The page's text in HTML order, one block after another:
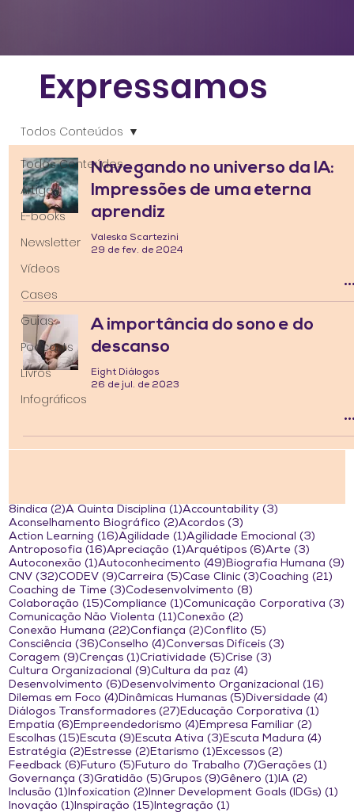
Todos Conteúdos
Artigos
E-books
Newsletter
Vídeos
Cases
Guias
Podcasts
Livros
Infográficos
Todos Conteúdos
Navegando no universo da IA:
Impressões de uma eterna
aprendiz
Valeska Scartezini
29 de fev. de 2024
A importância do sono e do
descanso
Eight Diálogos
26 de jul. de 2023
8indica (2)2 posts
A Quinta Disciplina (1)1 post
Accountability (3)
Aconselhamento Biográfico (2)2 posts
Acordos (3)
Action Learning (16)16 posts
Agilidade (1)1 post
Agilidade Emocional (3)
Antroposofia (16)16 posts
Apreciação (1)1 post
Arquétipos (6)6 posts
Arte (3)
Autoconexão (1)1 post
Autoconhecimento (49) 49 posts
Biografia Humana (9)
CNV (32)32 posts
CODEV (9)9 posts
Carreira (5)5 posts
Case Clinic (3)3 posts
Coaching (21)
Coaching de Time (3)3 posts
Codesenvolvimento (8)
Colaboração (15)15 posts
Compliance (1)1 post
Comunicação Corporativa (3)
Comunicação Não Violenta (11)11 posts
Conexão (2)
Conexão Humana (22)22 posts
Confiança (2)2 posts
Conflito (5)
Consciência (36)36 posts
Conselho (4)4 posts
Conversas Difíceis (3)
Coragem (9)9 posts
Crenças (1)1 post
Criatividade (5)5 posts
Crise (3)
Cultura Organizacional (9)9 posts
Cultura da paz (4)
Desenvolvimento (6) 6 posts
Desenvolvimento Organizacional (16)
Dilemas em Foco (4) 4 posts
Dinâmicas Humanas (5) 5 posts
Diversidade (4)
Diálogos Transformadores (27) 27 posts
Educação Corporativa (1)
Empatia (6) 6 posts
Empreendedorismo (4) 4 posts
Empresa Familiar (2)
Escolhas (15) 15 posts
Escuta (9) 9 posts
Escuta Ativa (3) 3 posts
Escuta Madura (4)
Estratégia (2) 2 posts
Estresse (2) 2 posts
Etarismo (1) 1 post
Excessos (2)
Feedback (6) 6 posts
Futuro (5) 5 posts
Futuro do Trabalho (7)7 posts
Gerações (1)
Governança (3)3 posts
Gratidão (5)5 posts
Grupos (9)9 posts
Gênero (1) 1 post
IA (2)
Inclusão (1) 1 post
Infoxication (2) 2 posts
Inner Development Goals (IDGs) (1)
Inovação (1) 1 post
Inspiração (15) 15 posts
Integração (1)
Expressamos